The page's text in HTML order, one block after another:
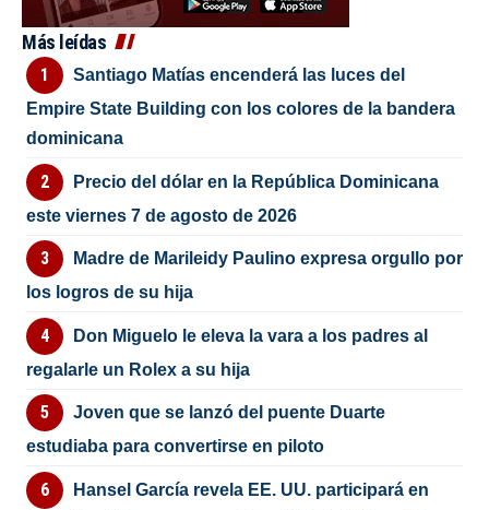
Más leídas
Santiago Matías encenderá las luces del
Empire State Building con los colores de la bandera
dominicana
Precio del dólar en la República Dominicana
este viernes 7 de agosto de 2026
Madre de Marileidy Paulino expresa orgullo por
los logros de su hija
Don Miguelo le eleva la vara a los padres al
regalarle un Rolex a su hija
Joven que se lanzó del puente Duarte
estudiaba para convertirse en piloto
Hansel García revela EE. UU. participará en